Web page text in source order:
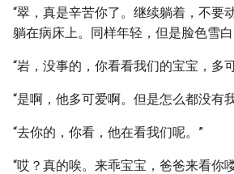
“翠，真是辛苦你了。继续躺着，不要
躺在病床上。同样年轻，但是脸色雪白
“岩，没事的，你看看我们的宝宝，多
“是啊，他多可爱啊。但是怎么都没有
“去你的，你看，他在看我们呢。”
“哎？真的唉。来乖宝宝，爸爸来看你